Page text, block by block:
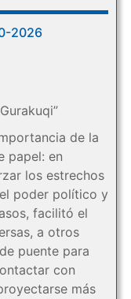
2026
de la
papel: en
los estrechos
poder político y
facilitó el
a otros
puente para
con
más